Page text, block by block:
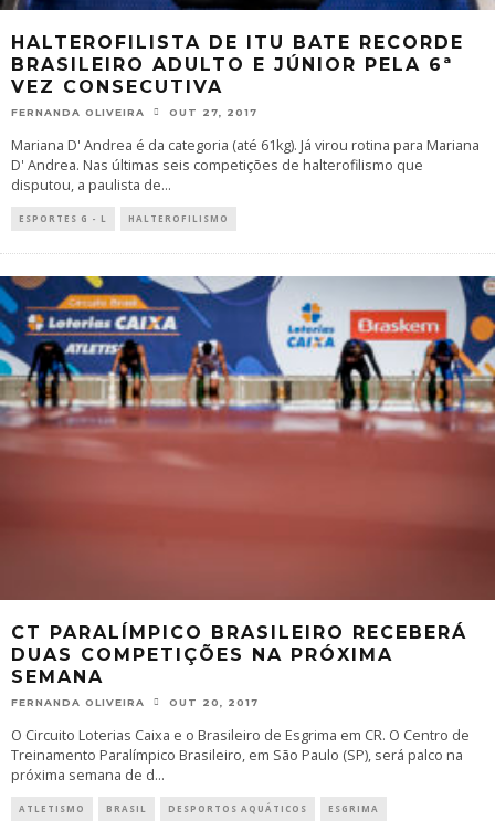
HALTEROFILISTA DE ITU BATE RECORDE
BRASILEIRO ADULTO E JÚNIOR PELA 6ª
VEZ CONSECUTIVA
FERNANDA OLIVEIRA OUT 27, 2017
Mariana D' Andrea é da categoria (até 61kg). Já virou rotina para Mariana
D' Andrea. Nas últimas seis competições de halterofilismo que
disputou, a paulista de...
ESPORTES G - L HALTEROFILISMO
CT PARALÍMPICO BRASILEIRO RECEBERÁ
DUAS COMPETIÇÕES NA PRÓXIMA
SEMANA
FERNANDA OLIVEIRA OUT 20, 2017
O Circuito Loterias Caixa e o Brasileiro de Esgrima em CR. O Centro de
Treinamento Paralímpico Brasileiro, em São Paulo (SP), será palco na
próxima semana de d...
ATLETISMO BRASIL DESPORTOS AQUÁTICOS ESGRIMA